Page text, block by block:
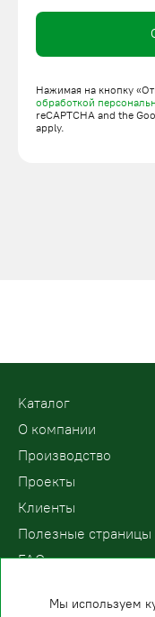
Нажимая на кнопку
обработкой
reCAPTCHA and the
apply.
Kаталог
О компании
Производство
Проекты
Клиенты
Полезные страницы
FAQ
Мы используем